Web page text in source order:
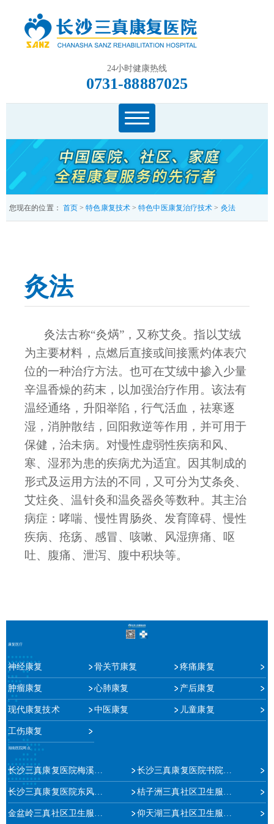
24小时健康热线
0731-88887025
您现在的位置： 首页 >特色康复技术>特色中医康复治疗技术 > 灸法
灸法
灸法古称“灸焫”，又称艾灸。指以艾绒
为主要材料，点燃后直接或间接熏灼体表穴
位的一种治疗方法。也可在艾绒中掺入少量
辛温香燥的药末，以加强治疗作用。该法有
温经通络，升阳举陷，行气活血，祛寒逐
湿，消肿散结，回阳救逆等作用，并可用于
保健，治未病。对慢性虚弱性疾病和风、
寒、湿邪为患的疾病尤为适宜。因其制成的
形式及运用方法的不同，又可分为艾条灸、
艾炷灸、温针灸和温灸器灸等数种。其主治
病症：哮喘、慢性胃肠炎、发育障碍、慢性
疾病、疮疡、感冒、咳嗽、风湿痹痛、呕
吐、腹痛、泄泻、腹中积块等。
康复医疗
神经康复 骨关节康复 疼痛康复
肿瘤康复 心肺康复 产后康复
现代康复技术 中医康复 儿童康复
工伤康复
湖南医院网点
长沙三真康复医院梅溪湖院区 长沙三真康复医院书院路院区
长沙三真康复医院东风路院区 桔子洲三真社区卫生服务中心
金盆岭三真社区卫生服务中心 仰天湖三真社区卫生服务站